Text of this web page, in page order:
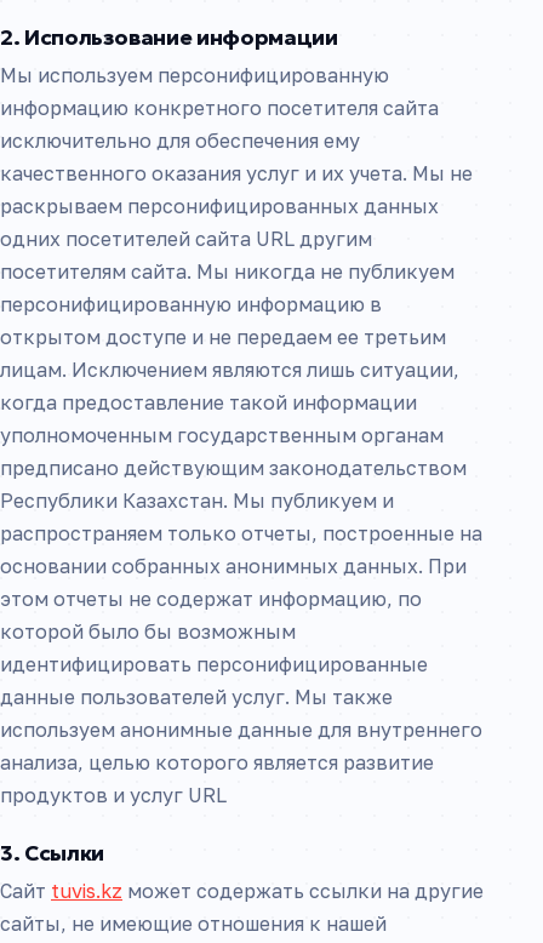
2. Использование информации
Мы используем персонифицированную
информацию конкретного посетителя сайта
исключительно для обеспечения ему
качественного оказания услуг и их учета. Мы не
раскрываем персонифицированных данных
одних посетителей сайта URL другим
посетителям сайта. Мы никогда не публикуем
персонифицированную информацию в
открытом доступе и не передаем ее третьим
лицам. Исключением являются лишь ситуации,
когда предоставление такой информации
уполномоченным государственным органам
предписано действующим законодательством
Республики Казахстан. Мы публикуем и
распространяем только отчеты, построенные на
основании собранных анонимных данных. При
этом отчеты не содержат информацию, по
которой было бы возможным
идентифицировать персонифицированные
данные пользователей услуг. Мы также
используем анонимные данные для внутреннего
анализа, целью которого является развитие
продуктов и услуг URL
3. Ссылки
Сайт tuvis.kz может содержать ссылки на другие
сайты, не имеющие отношения к нашей